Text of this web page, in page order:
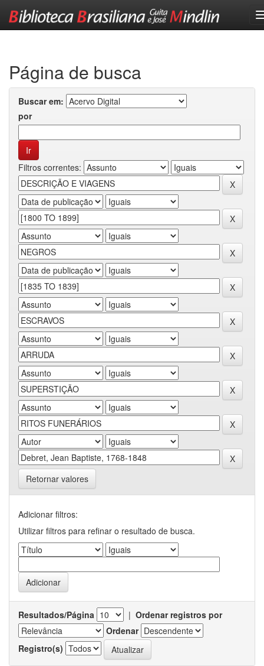
Página de busca
Buscar em:
por
Filtros correntes:
Retornar valores
Adicionar filtros:
Utilizar filtros para refinar o resultado de busca.
Resultados/Página | Ordenar registros por
Ordenar
Registro(s)